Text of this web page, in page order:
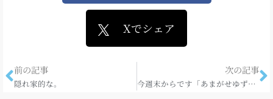
Xでシェア
前の記事
隠れ家的な。
次の記事
今週末からです「あまがせゆずさんぽ」